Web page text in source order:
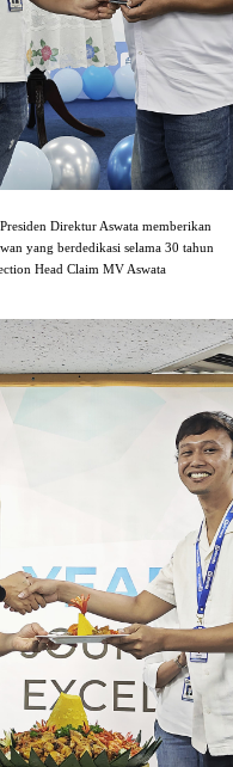
Direktur Aswata memberikan
yang berdedikasi selama 30 tahun
Head Claim MV Aswata